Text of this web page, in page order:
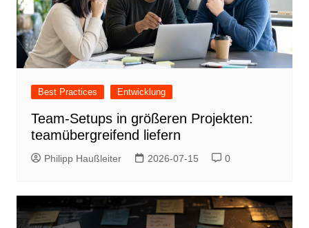
Best Practices Entwicklung
Team-Setups in größeren Projekten:
teamübergreifend liefern
Philipp Haußleiter 2026-07-15 0